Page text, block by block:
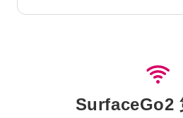
SurfaceGo2